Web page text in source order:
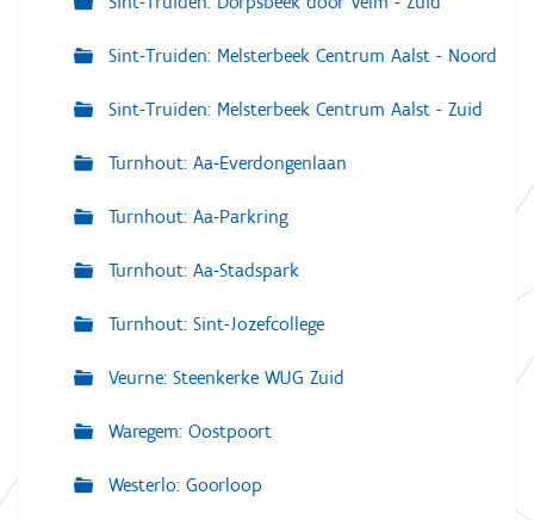
Sint-Truiden: Melsterbeek Centrum Aalst - Noord
Sint-Truiden: Melsterbeek Centrum Aalst - Zuid
Turnhout: Aa-Everdongenlaan
Turnhout: Aa-Parkring
Turnhout: Aa-Stadspark
Turnhout: Sint-Jozefcollege
Veurne: Steenkerke WUG Zuid
Waregem: Oostpoort
Westerlo: Goorloop